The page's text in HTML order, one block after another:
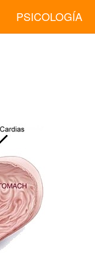
PSICOLOGÍA